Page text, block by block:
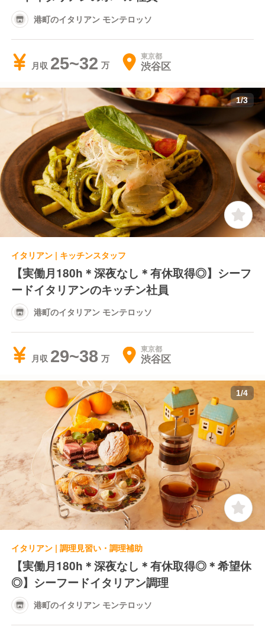
港町のイタリアン モンテロッソ
月収 25~32 東京都
渋谷区
1/3
イタリアン | キッチンスタッフ
【実働月180h＊深夜なし＊有休取得◎】シーフ
ードイタリアンのキッチン社員
港町のイタリアン モンテロッソ
月収 29~38 東京都
渋谷区
1/4
イタリアン | 調理見習い・調理補助
【実働月180h＊深夜なし＊有休取得◎＊希望休
◎】シーフードイタリアン調理
港町のイタリアン モンテロッソ